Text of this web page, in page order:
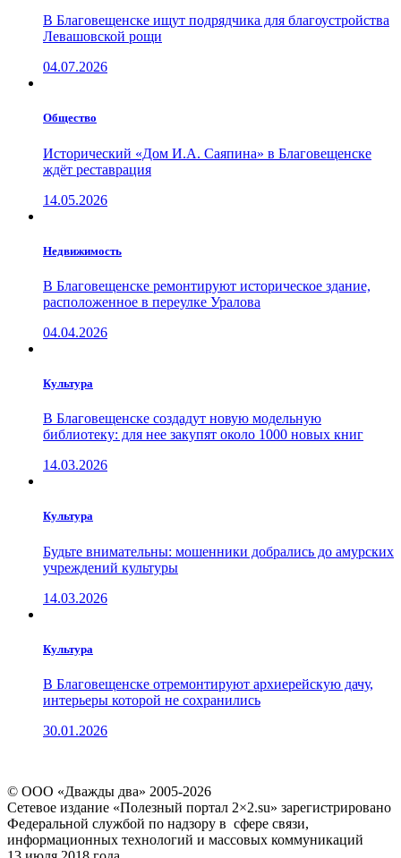
В Благовещенске ищут подрядчика для благоустройства
Левашовской рощи
04.07.2026
Общество
Исторический «Дом И.А. Саяпина» в Благовещенске
ждёт реставрация
14.05.2026
Недвижимость
В Благовещенске ремонтируют историческое здание,
расположенное в переулке Уралова
04.04.2026
Культура
В Благовещенске создадут новую модельную
библиотеку: для нее закупят около 1000 новых книг
14.03.2026
Культура
Будьте внимательны: мошенники добрались до амурских
учреждений культуры
14.03.2026
Культура
В Благовещенске отремонтируют архиерейскую дачу,
интерьеры которой не сохранились
30.01.2026
© ООО «Дважды два» 2005-2026
Сетевое издание «Полезный портал 2×2.su» зарегистрировано
Федеральной службой по надзору в сфере связи,
информационных технологий и массовых коммуникаций